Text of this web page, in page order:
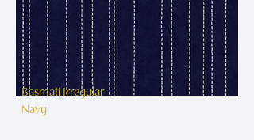
Basmati Irregular -
Navy